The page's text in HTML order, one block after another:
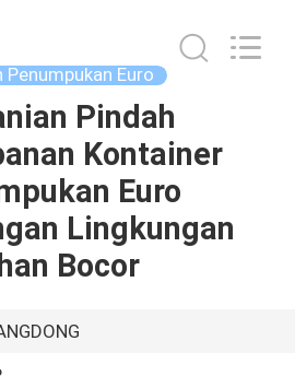
Penumpukan Euro
Pindah
Kontainer
Euro
Lingkungan
Bocor